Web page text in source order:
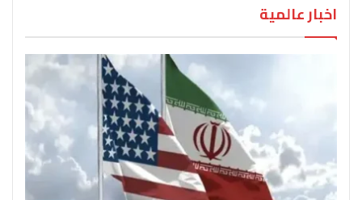
اخبار عالمية